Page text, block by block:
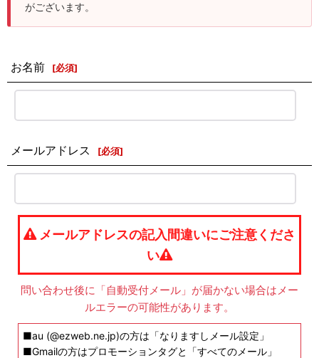
がございます。
お名前 [必須]
メールアドレス [必須]
メールアドレスの記入間違いにご注意くださ
い
問い合わせ後に「自動受付メール」が届かない場合はメー
ルエラーの可能性があります。
■au (@ezweb.ne.jp)の方は「なりますしメール設定」
■Gmailの方はプロモーションタグと「すべてのメール」